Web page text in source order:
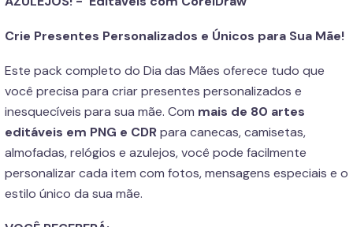
Crie Presentes Personalizados e Únicos para Sua Mãe!
Este pack completo do Dia das Mães oferece tudo que
você precisa para criar presentes personalizados e
inesquecíveis para sua mãe. Com mais de 80 artes
editáveis em PNG e CDRpara canecas, camisetas,
almofadas, relógios e azulejos, você pode facilmente
personalizar cada item com fotos, mensagens especiais e o
estilo único da sua mãe.